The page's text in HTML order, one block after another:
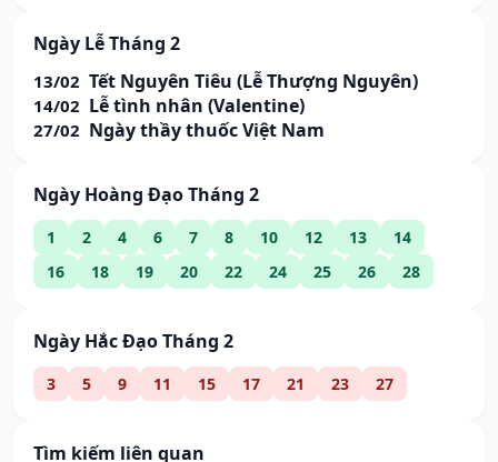
Ngày Lễ Tháng 2
13/02 Tết Nguyên Tiêu (Lễ Thượng Nguyên)
14/02 Lễ tình nhân (Valentine)
27/02 Ngày thầy thuốc Việt Nam
Ngày Hoàng Đạo Tháng 2
1 2 4 6 7 8 10 12 13
14
16
18 19 20 22 24 25 26 28
Ngày Hắc Đạo Tháng 2
3 5 9 11 15 17 21 23 27
Tìm kiếm liên quan